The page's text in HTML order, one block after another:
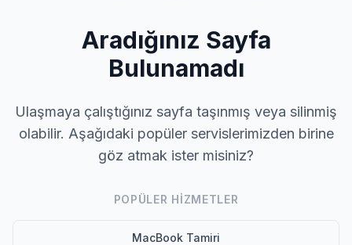
Aradığınız Sayfa
Bulunamadı
Ulaşmaya çalıştığınız sayfa taşınmış veya silinmiş
olabilir. Aşağıdaki popüler servislerimizden birine
göz atmak ister misiniz?
POPÜLER HIZMETLER
MacBook Tamiri